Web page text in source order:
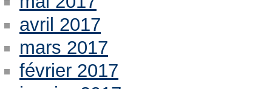
avril 2017
mars 2017
février 2017